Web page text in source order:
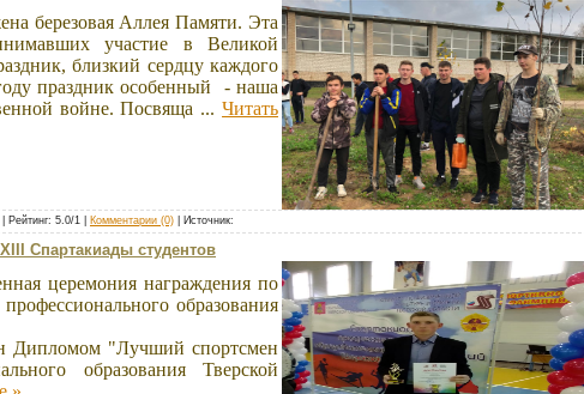
березовая Аллея Памяти. Эта
участие в Великой
близкий сердцу каждого
праздник особенный - наша
войне. Посвяща ...Читать
| Рейтинг: 5.0/1 | Комментарии (0) | Источник:
Спартакиады студентов
церемония награждения по
образования
Дипломом "Лучший спортсмен
образования Тверской